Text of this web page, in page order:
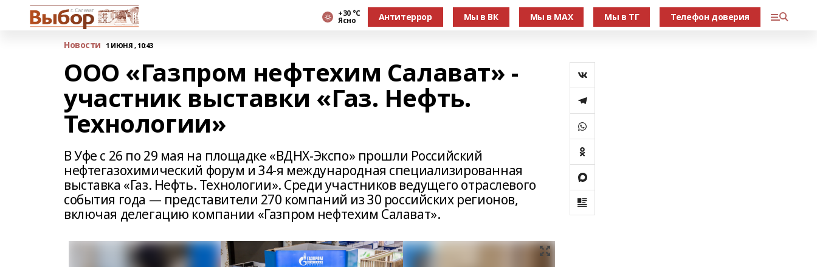
+30 °С
Ясно Антитеррор Мы в ВК Мы в МАХ Мы в ТГ Телефон доверия
Новости 1 ИЮНЯ , 10:43
ООО «Газпром нефтехим Салават» -
участник выставки «Газ. Нефть.
Технологии»
В Уфе с 26 по 29 мая на площадке «ВДНХ-Экспо» прошли Российский
нефтегазохимический форум и 34-я международная специализированная
выставка «Газ. Нефть. Технологии». Среди участников ведущего отраслевого
события года — представители 270 компаний из 30 российских регионов,
включая делегацию компании «Газпром нефтехим Салават».